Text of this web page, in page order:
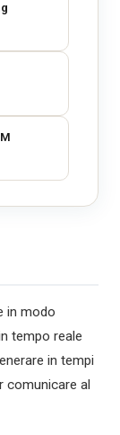
in modo
tempo reale
in tempi
comunicare al